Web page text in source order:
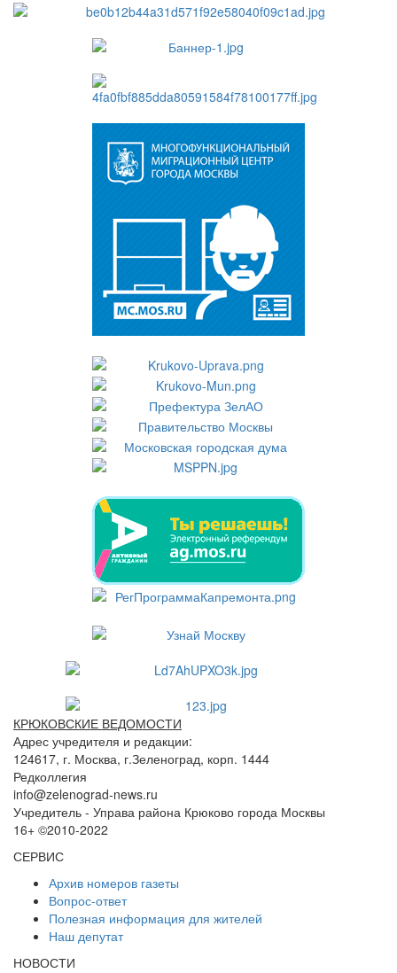
КРЮКОВСКИЕ ВЕДОМОСТИ
Адрес учредителя и редакции:
124617, г. Москва, г.Зеленоград, корп. 1444
Редколлегия
info@zelenograd-news.ru
Учредитель - Управа района Крюково города Москвы
16+ ©2010-2022
СЕРВИС
Архив номеров газеты
Вопрос-ответ
Полезная информация для жителей
Наш депутат
НОВОСТИ